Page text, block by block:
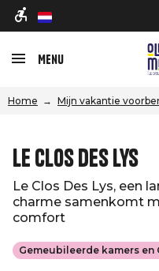
nl
Menu
Home Mijn vakantie
Le Clos Des Lys
Le Clos Des Lys, een
charme samenkomt
comfort
Gemeubileerde kamers en